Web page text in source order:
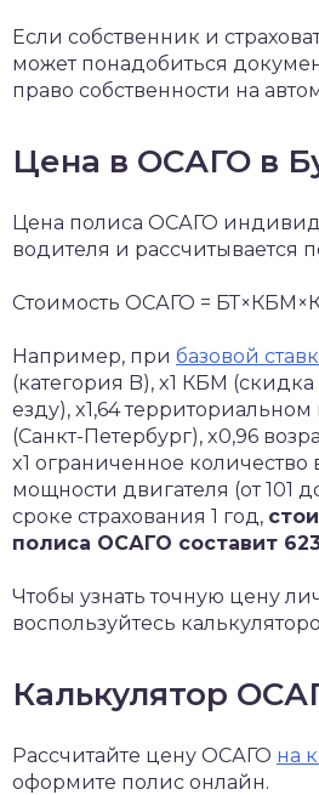
Если собственник и
может понадобиться
право собственности на
Цена в ОСАГО в
Цена полиса ОСАГО
водителя и рассчитывается
Стоимость ОСАГО =
Например, при базовой
(категория B), x1 КБМ
езду), x1,64
(Санкт-Петербург), x0,96
x1 ограниченное количество
мощности двигателя (от 101
сроке страхования 1 год,
полиса ОСАГО составит
Чтобы узнать точную цену
воспользуйтесь
Калькулятор
Рассчитайте цену ОСАГО на
оформите полис онлайн.